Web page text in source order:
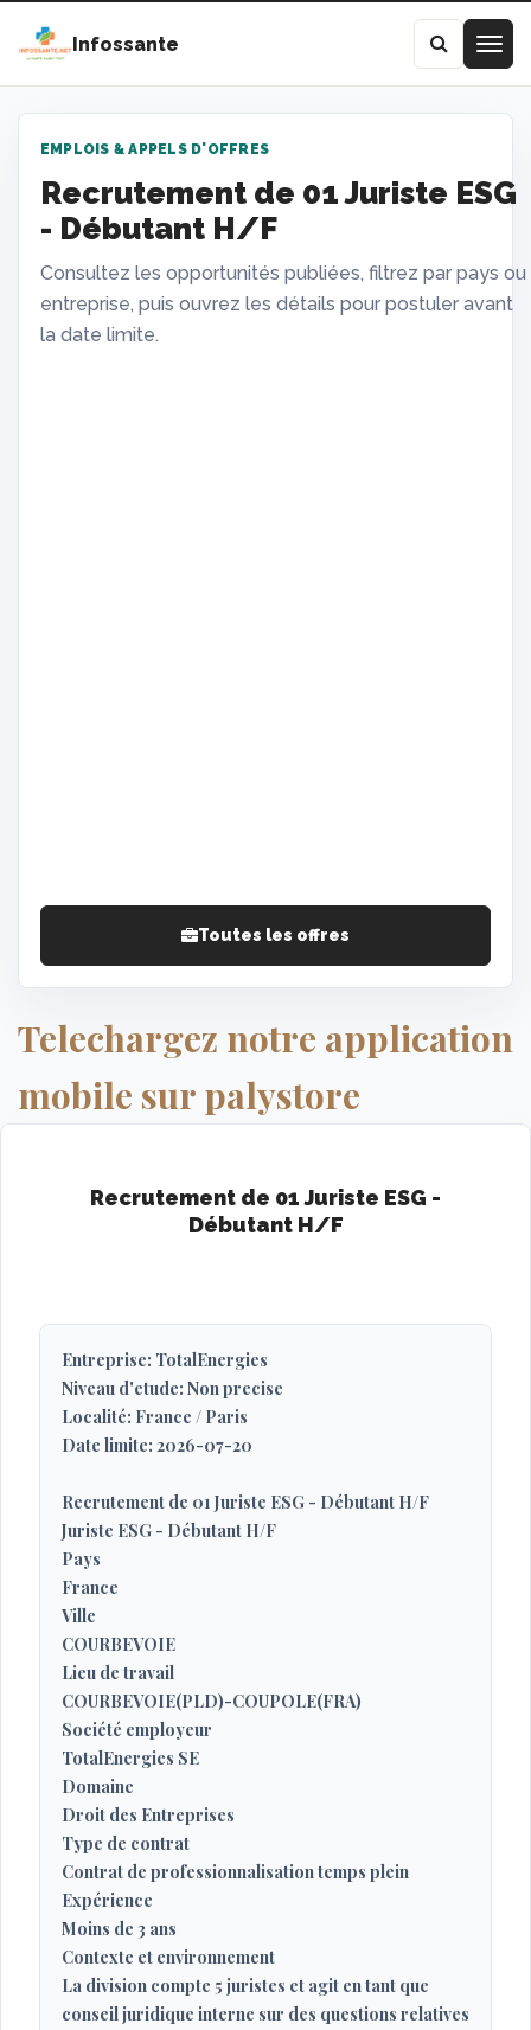
Infossante
EMPLOIS & APPELS D'OFFRES
Recrutement de 01 Juriste ESG
- Débutant H/F
Consultez les opportunités publiées, filtrez par pays ou
entreprise, puis ouvrez les détails pour postuler avant
la date limite.
Toutes les offres
Telechargez notre application
mobile sur palystore
Recrutement de 01 Juriste ESG -
Débutant H/F
Entreprise: TotalEnergies
Niveau d'etude: Non precise
Localité: France / Paris
Date limite: 2026-07-20
Recrutement de 01 Juriste ESG - Débutant H/F
Juriste ESG - Débutant H/F
Pays
France
Ville
COURBEVOIE
Lieu de travail
COURBEVOIE(PLD)-COUPOLE(FRA)
Société employeur
TotalEnergies SE
Domaine
Droit des Entreprises
Type de contrat
Contrat de professionnalisation temps plein
Expérience
Moins de 3 ans
Contexte et environnement
La division compte 5 juristes et agit en tant que
conseil juridique interne sur des questions relatives